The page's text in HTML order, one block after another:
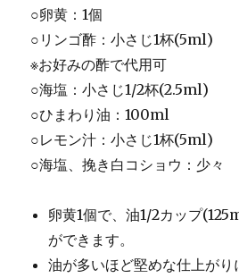
○卵黄：1個
○リンゴ酢：小さじ1杯(5ml)
※お好みの酢で代用可
○海塩：小さじ1/2杯(2.5ml)
○ひまわり油：100ml
○レモン汁：小さじ1杯(5ml)
○海塩、挽き白コショウ：少々
卵黄1個で、油1/2カップ
ができます。
油が多いほど堅めな仕上がり